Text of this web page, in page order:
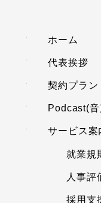
ホーム
代表挨拶
契約プラン
Podcast(
サービス案
就業規
人事評
採用支